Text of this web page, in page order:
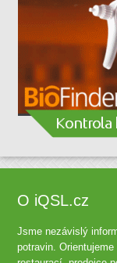
O iQSL.cz
Jsme nezávislý
potravin.